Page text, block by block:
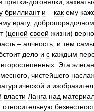
в прятки-догонялки
бриллиант и – как ему
врагу,
(ценой своей жизни)
– алчность; и тем
дело и с каждым
второстепенных Эта
чистейшего
и
власти Ланга над
относительную